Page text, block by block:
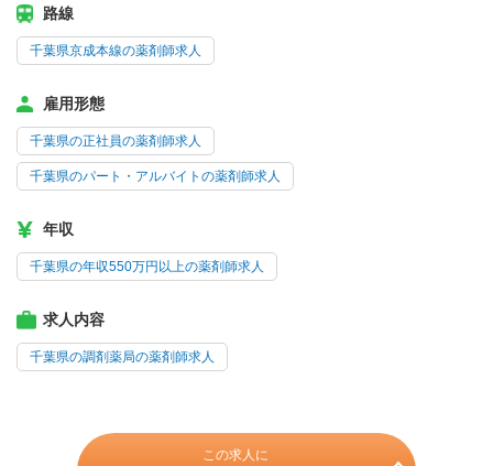
路線
千葉県京成本線の薬剤師求人
雇用形態
千葉県の正社員の薬剤師求人
千葉県のパート・アルバイトの薬剤師求人
年収
千葉県の年収550万円以上の薬剤師求人
求人内容
千葉県の調剤薬局の薬剤師求人
この求人に